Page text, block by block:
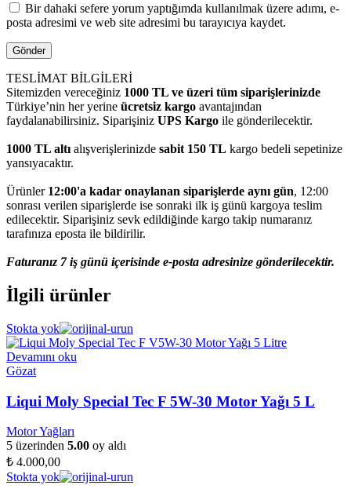
Bir dahaki sefere yorum yaptığımda kullanılmak üzere adımı, e-
posta adresimi ve web site adresimi bu tarayıcıya kaydet.
TESLİMAT BİLGİLERİ
Sitemizden vereceğiniz 1000 TL ve üzeri tüm siparişlerinizde
Türkiye’nin her yerine ücretsiz kargo avantajından
faydalanabilirsiniz. Siparişiniz UPS Kargo ile gönderilecektir.
1000 TL altı alışverişlerinizde sabit 150 TL kargo bedeli sepetinize
yansıyacaktır.
Ürünler 12:00'a kadar onaylanan siparişlerde aynı gün, 12:00
sonrası verilen siparişlerde ise sonraki ilk iş günü kargoya teslim
edilecektir. Siparişiniz sevk edildiğinde kargo takip numaranız
tarafınıza eposta ile bildirilir.
Faturanız 7 iş günü içerisinde e-posta adresinize gönderilecektir.
İlgili ürünler
Stokta yok
Devamını oku
Gözat
Liqui Moly Special Tec F 5W-30 Motor Yağı 5 L
Motor Yağları
5 üzerinden 5.00 oy aldı
₺ 4.000,00
Stokta yok